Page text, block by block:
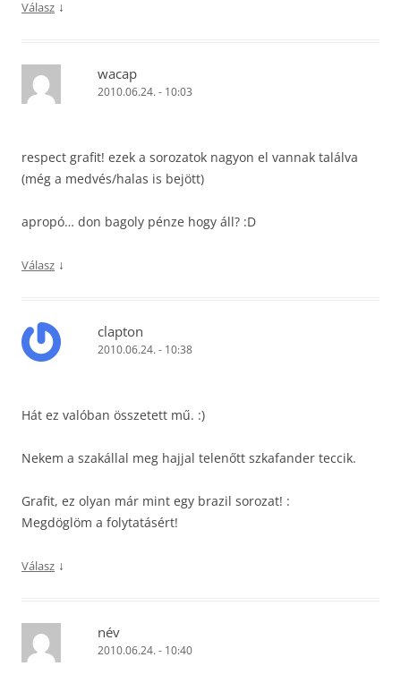
Válasz ↓
wacap
2010.06.24. - 10:03
respect grafit! ezek a sorozatok nagyon el vannak találva
(még a medvés/halas is bejött)
apropó… don bagoly pénze hogy áll? :D
Válasz ↓
clapton
2010.06.24. - 10:38
Hát ez valóban összetett mű. :)
Nekem a szakállal meg hajjal telenőtt szkafander teccik.
Grafit, ez olyan már mint egy brazil sorozat! :
Megdöglöm a folytatásért!
Válasz ↓
név
2010.06.24. - 10:40